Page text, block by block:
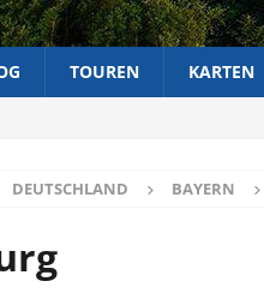
TOUREN KARTEN
DEUTSCHLAND BAYERN